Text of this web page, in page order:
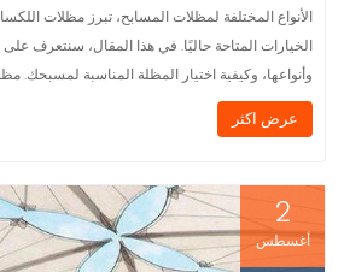
الأنواع المختلفة لمظلات المسابح، تبرز مظلات
الخيارات المتاحة حاليًا. في هذا المقال، سنتعرف
وأنواعها، وكيفية اختيار المظلة المناسبة لمسبحك.
عرض اكثر
2
أغسطس